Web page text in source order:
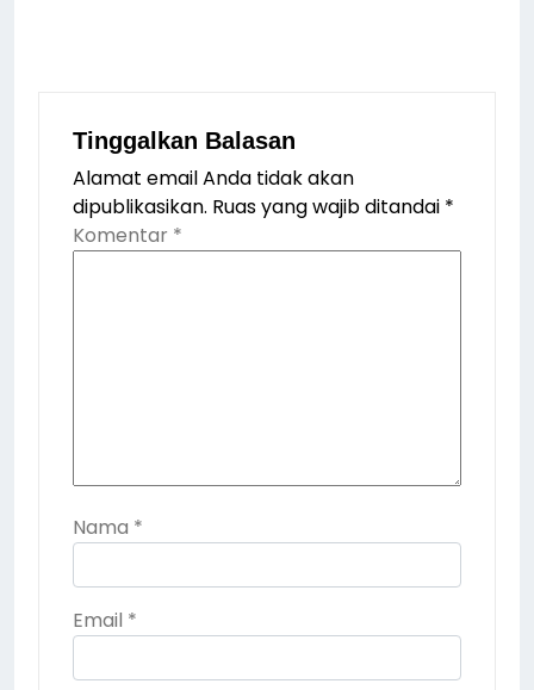
Tinggalkan Balasan
Alamat email Anda tidak akan
dipublikasikan. Ruas yang wajib ditandai *
Komentar *
Nama *
Email *